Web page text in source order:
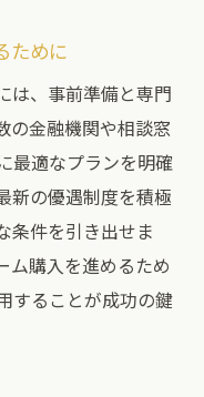
ために
は、事前準備と専門
の金融機関や相談窓
最適なプランを明確
新の優遇制度を積極
条件を引き出せま
ム購入を進めるため
することが成功の鍵